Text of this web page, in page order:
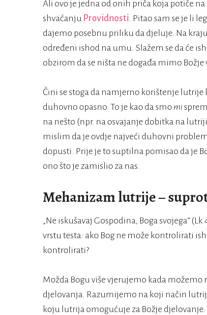
Ali ovo je jedna od onih priča koja potiče
shvaćanju Providnosti. Pitao sam se je li
dajemo posebnu priliku da djeluje. Na
određeni ishod na umu. Slažem se da će
obzirom da se ništa ne događa mimo
Čini se stoga da namjerno korištenje lutrije
duhovno opasno. To je kao da smo mi
na nešto (npr. na osvajanje dobitka na
mislim da je ovdje najveći duhovni
dopusti. Prije je to suptilna pomisao da je
ono što je zamislio za nas.
Mehanizam lutrije –
„Ne iskušavaj Gospodina, Boga svojega“
vrstu testa: ako Bog ne može kontrolirati
kontrolirati?
Možda Bogu više vjerujemo kada
djelovanja. Razumijemo na koji način
koju lutrija omogućuje za Božje